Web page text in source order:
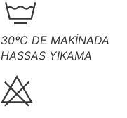
30ºC DE MAKİNADA
HASSAS YIKAMA